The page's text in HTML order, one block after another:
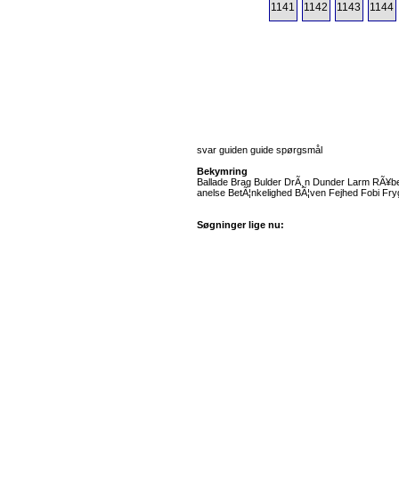
1141 1142 1143 1144
svar guiden guide spørgsmål
Bekymring
Ballade Brag Bulder DrÃ¸n Dunder Larm
anelse BetÃ¦nkelighed BÃ¦ven Fejhed Fobi
Søgninger lige nu: